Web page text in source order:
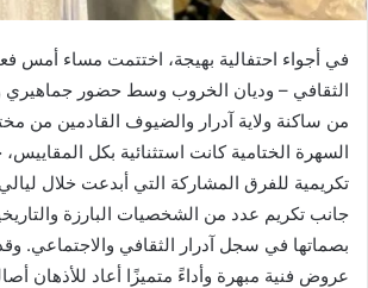
في أجواء احتفالية بهيجة، اختتمت مساء أمس
الثقافي – وديان الخروب وسط حضور جماهيري
من ساكنة ولاية آدرار والضيوف القادمين من
السهرة الختامية كانت استثنائية بكل
تكريمية للفرق المشاركة التي أبدعت خلال
جانب تكريم عدد من الشخصيات البارزة
بصماتها في سجل آدرار الثقافي والاجتماعي.
عروض فنية مبهرة وأداءً متميزًا أعاد للأذهان